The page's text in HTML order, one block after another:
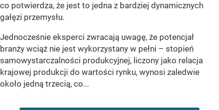
co potwierdza, że jest to jedna z bardziej dynamicznych
gałęzi przemysłu.
Jednocześnie eksperci zwracają uwagę, że potencjał
branży wciąż nie jest wykorzystany w pełni – stopień
samowystarczalności produkcyjnej, liczony jako relacja
krajowej produkcji do wartości rynku, wynosi zaledwie
około jedną trzecią, co...